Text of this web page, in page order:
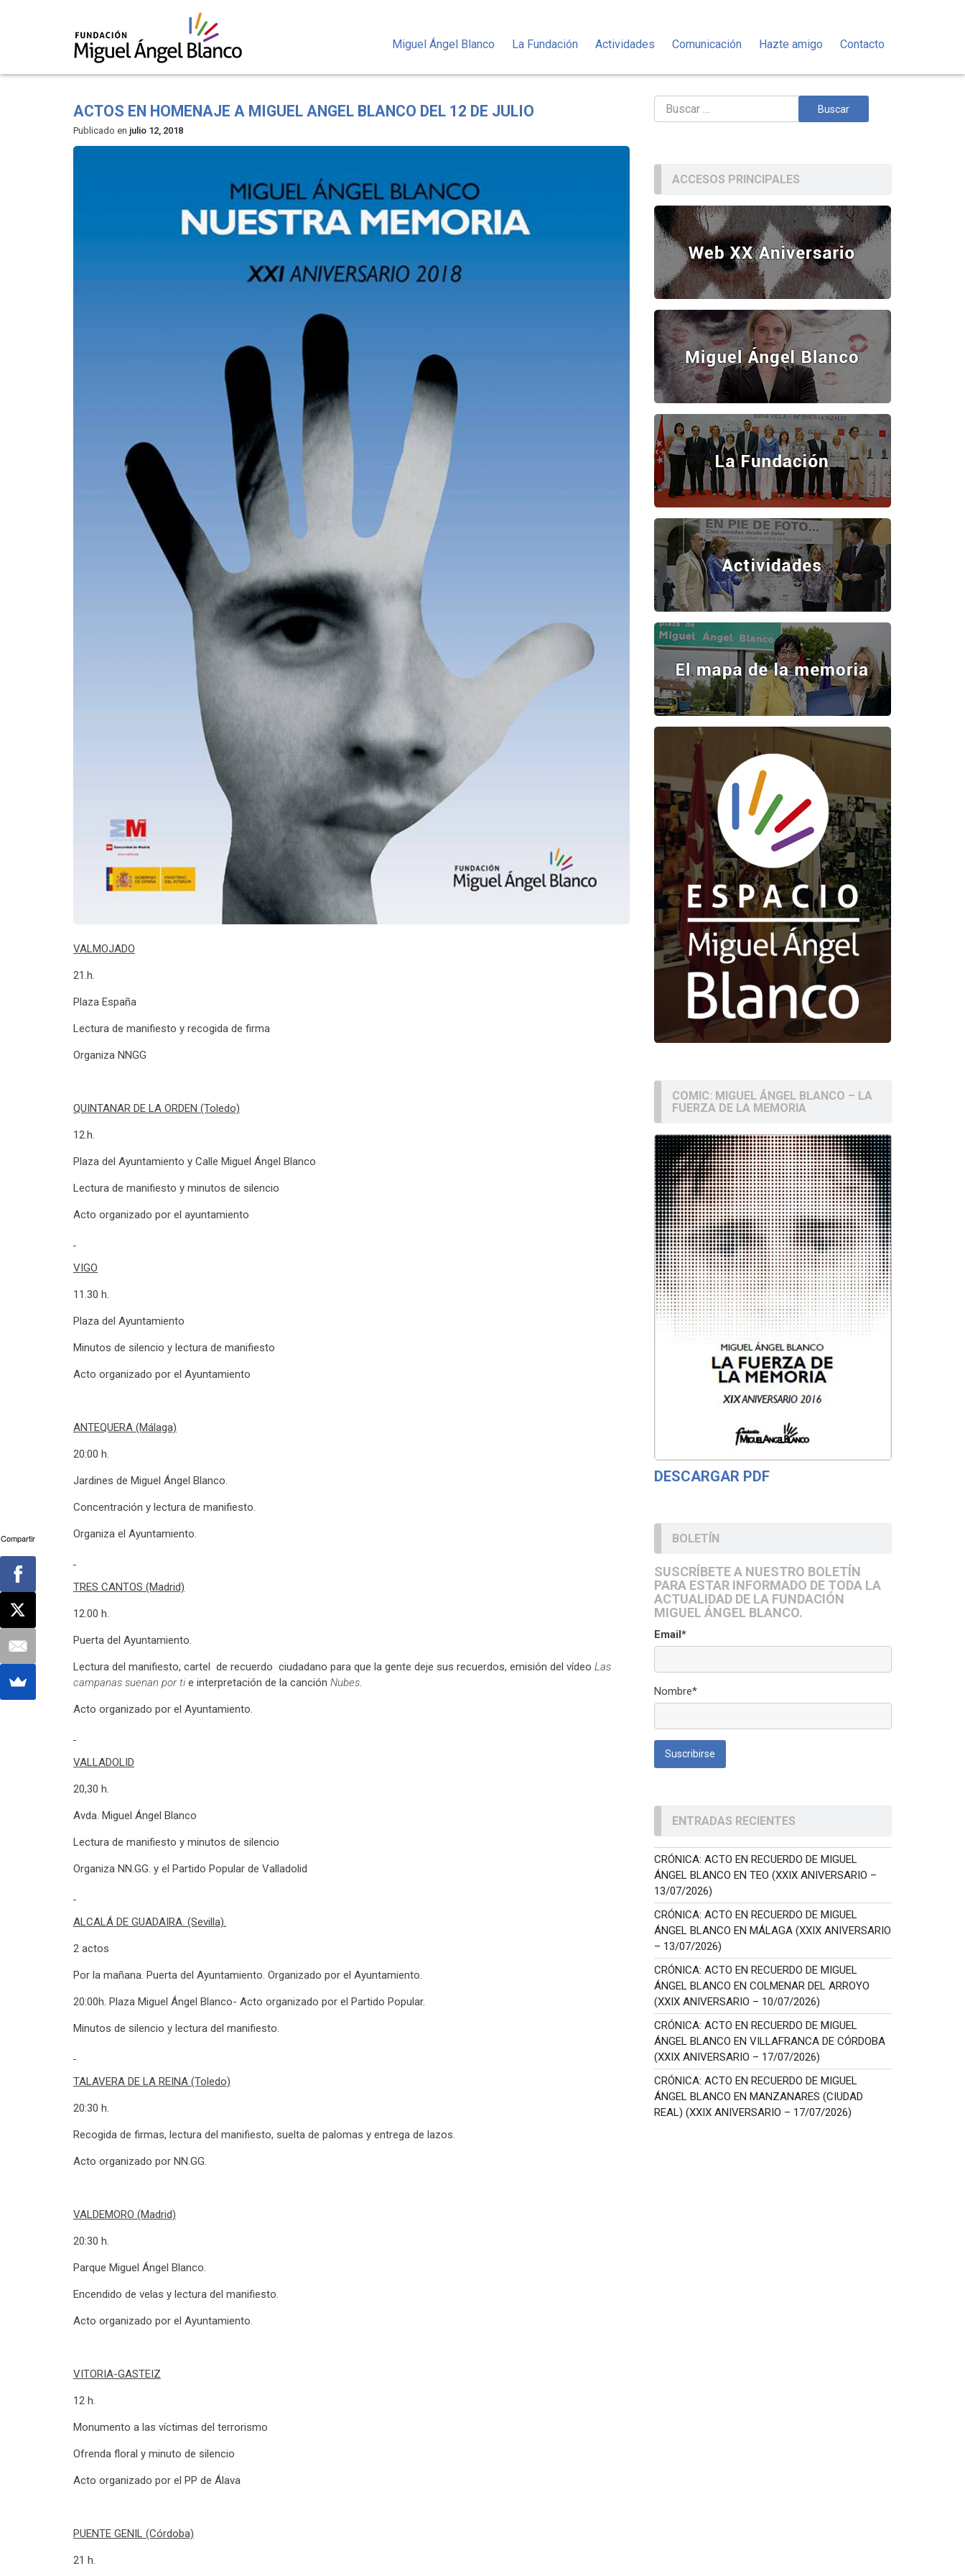
Miguel Ángel Blanco La Fundación Actividades Comunicación Hazte amigo Contacto
ACTOS EN HOMENAJE A MIGUEL ANGEL BLANCO DEL 12 DE JULIO
Publicado en julio 12, 2018
VALMOJADO
21.h.
Plaza España
Lectura de manifiesto y recogida de firma
Organiza NNGG
QUINTANAR DE LA ORDEN (Toledo)
12.h.
Plaza del Ayuntamiento y Calle Miguel Ángel Blanco
Lectura de manifiesto y minutos de silencio
Acto organizado por el ayuntamiento
VIGO
11.30 h.
Plaza del Ayuntamiento
Minutos de silencio y lectura de manifiesto
Acto organizado por el Ayuntamiento
ANTEQUERA (Málaga)
20:00 h.
Jardines de Miguel Ángel Blanco.
Concentración y lectura de manifiesto.
Organiza el Ayuntamiento.
TRES CANTOS (Madrid)
12.00 h.
Puerta del Ayuntamiento.
Lectura del manifiesto, cartel de recuerdo ciudadano para que la gente deje sus recuerdos, emisión del vídeo Las
campanas suenan por ti e interpretación de la canción Nubes.
Acto organizado por el Ayuntamiento.
VALLADOLID
20,30 h.
Avda. Miguel Ángel Blanco
Lectura de manifiesto y minutos de silencio
Organiza NN.GG. y el Partido Popular de Valladolid
ALCALÁ DE GUADAIRA. (Sevilla).
2 actos
Por la mañana. Puerta del Ayuntamiento. Organizado por el Ayuntamiento.
20:00h. Plaza Miguel Ángel Blanco- Acto organizado por el Partido Popular.
Minutos de silencio y lectura del manifiesto.
TALAVERA DE LA REINA (Toledo)
20:30 h.
Recogida de firmas, lectura del manifiesto, suelta de palomas y entrega de lazos.
Acto organizado por NN.GG.
VALDEMORO (Madrid)
20:30 h.
Parque Miguel Ángel Blanco.
Encendido de velas y lectura del manifiesto.
Acto organizado por el Ayuntamiento.
VITORIA-GASTEIZ
12 h.
Monumento a las víctimas del terrorismo
Ofrenda floral y minuto de silencio
Acto organizado por el PP de Álava
PUENTE GENIL (Córdoba)
21 h.
Buscar:
ACCESOS PRINCIPALES
COMIC: MIGUEL ÁNGEL BLANCO – LA
FUERZA DE LA MEMORIA
DESCARGAR PDF
BOLETÍN
SUSCRÍBETE A NUESTRO BOLETÍN
PARA ESTAR INFORMADO DE TODA LA
ACTUALIDAD DE LA FUNDACIÓN
MIGUEL ÁNGEL BLANCO.
Email*
Nombre*
ENTRADAS RECIENTES
CRÓNICA: ACTO EN RECUERDO DE MIGUEL
ÁNGEL BLANCO EN TEO (XXIX ANIVERSARIO –
13/07/2026)
CRÓNICA: ACTO EN RECUERDO DE MIGUEL
ÁNGEL BLANCO EN MÁLAGA (XXIX ANIVERSARIO
– 13/07/2026)
CRÓNICA: ACTO EN RECUERDO DE MIGUEL
ÁNGEL BLANCO EN COLMENAR DEL ARROYO
(XXIX ANIVERSARIO – 10/07/2026)
CRÓNICA: ACTO EN RECUERDO DE MIGUEL
ÁNGEL BLANCO EN VILLAFRANCA DE CÓRDOBA
(XXIX ANIVERSARIO – 17/07/2026)
CRÓNICA: ACTO EN RECUERDO DE MIGUEL
ÁNGEL BLANCO EN MANZANARES (CIUDAD
REAL) (XXIX ANIVERSARIO – 17/07/2026)
Compartir